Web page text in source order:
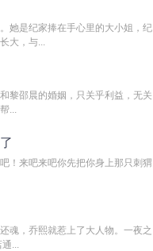
她是纪家捧在手心里的大小姐，纪
大，与...
黎邵晨的婚姻，只关乎利益，无关
...
！来吧来吧你先把你身上那只刺猬
魂，乔熙就惹上了大人物。一夜之
...